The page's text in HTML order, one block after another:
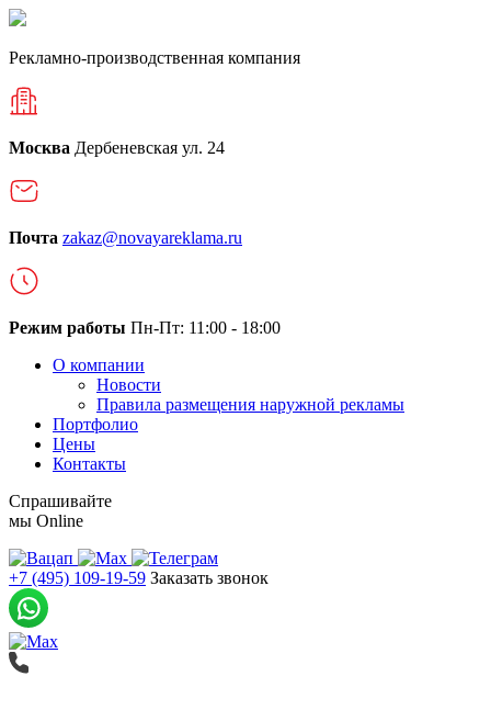
Рекламно-производственная компания
Москва Дербеневская ул. 24
Почта zakaz@novayareklama.ru
Режим работы Пн-Пт: 11:00 - 18:00
О компании
Новости
Правила размещения наружной рекламы
Портфолио
Цены
Контакты
Спрашивайте
мы Online
+7 (495) 109-19-59 Заказать звонок